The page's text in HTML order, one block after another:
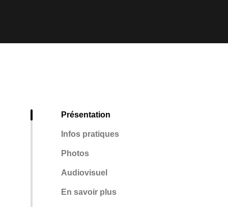
Présentation
Infos pratiques
Photos
Audiovisuel
En savoir plus